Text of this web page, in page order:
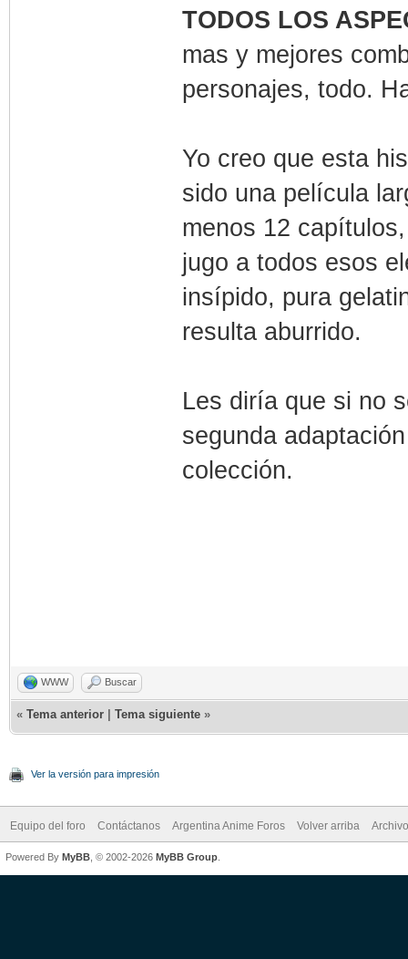
TODOS LOS
mas y mejores
personajes, todo.
Yo creo que esta
sido una película
menos 12
jugo a todos esos
insípido, pura
resulta aburrido.
Les diría que si no
segunda
colección.
WWW Buscar
« Tema anterior Tema siguiente »
Ver la versión para impresión
Equipo del foro Contáctanos Argentina Anime Foros Volver arriba
Powered By MyBB , © 2002-2026 MyBB Group